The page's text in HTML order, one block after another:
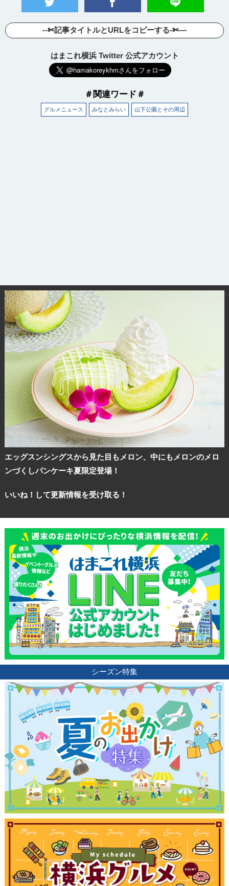
--✄記事タイトルとURLをコピーする-✄—
はまこれ横浜 Twitter 公式アカウント
＃関連ワード＃
グルメニュース みなとみらい 山下公園とその周辺
エッグスンシングスから見た目もメロン、中にもメロンのメロ
ンづくしパンケーキ夏限定登場！
いいね！して更新情報を受け取る！
シーズン特集
観光ガイド
ランキング
ブログ記事
サイトについて